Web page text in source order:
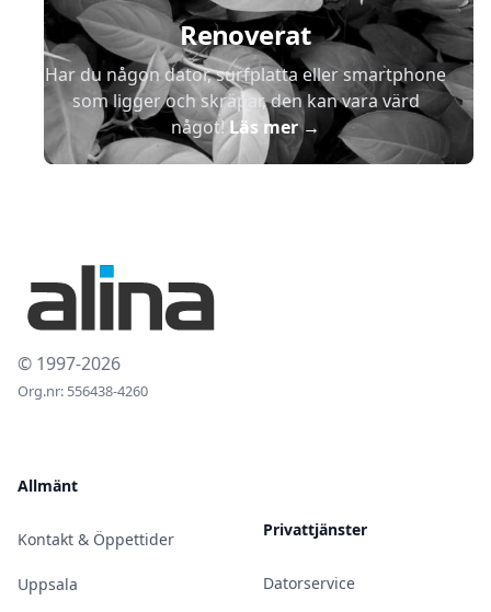
Renoverat
Har du någon dator, surfplatta eller smartphone
som ligger och skräpar, den kan vara värd
något!Läs mer→
© 1997-2026
Org.nr: 556438-4260
Allmänt
Kontakt & Öppettider
Uppsala
Privattjänster
Datorservice